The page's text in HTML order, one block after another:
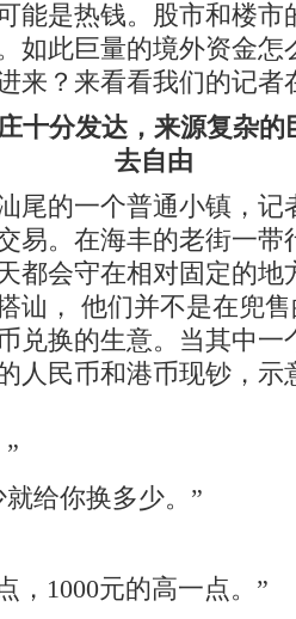
能是热钱。股市和楼市
如此巨量的境外资金怎
来？来看看我们的记者
十分发达，来源复杂的
去自由
尾的一个普通小镇，记
易。在海丰的老街一带
都会守在相对固定的地
讪， 他们并不是在兜
兑换的生意。当其中一
人民币和港币现钞，示
给你换多少。”
，1000元的高一点。”